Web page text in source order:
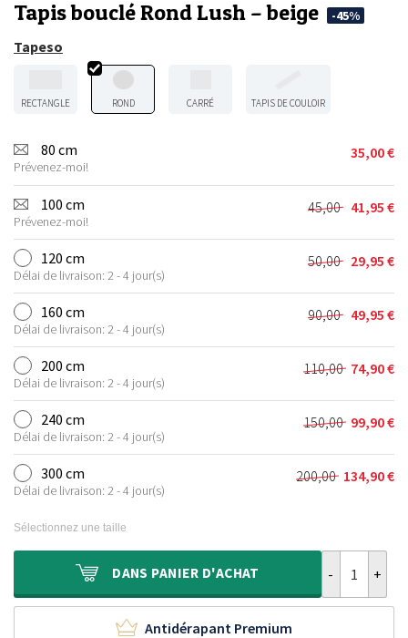
Tapis bouclé Rond Lush – beige -45%
Tapeso
RECTANGLE ROND CARRÉ TAPIS DE COULOIR
80 cm
Prévenez-moi!
35,00€
100 cm
Prévenez-moi!
45,00
Le
prix
initial
était :
45,00 €.
41,95 €
Le
prix
actuel
est :
41,95 €.
120 cm
Délai de livraison: 2 - 4 jour(s)
50,00
Le
prix
initial
était :
50,00 €.
29,95 €
Le
prix
actuel
est :
29,95 €.
160 cm
Délai de livraison: 2 - 4 jour(s)
90,00
Le
prix
initial
était :
90,00 €.
49,95 €
Le
prix
actuel
est :
49,95 €.
200 cm
Délai de livraison: 2 - 4 jour(s)
110,00
Le
prix
initial
était :
110,00 €.
74,90€
Le
prix
actuel
est :
74,90 €.
240 cm
Délai de livraison: 2 - 4 jour(s)
150,00
Le
prix
initial
était :
99,90€
Le
prix
actuel
est :
300 cm
Délai de livraison: 2 - 4 jour(s)
200,00
Le
200,00 €.
134,90€
Le
134,90 €.
Sélectionnez une taille
DANS PANIER D'ACHAT
Antidérapant Premium